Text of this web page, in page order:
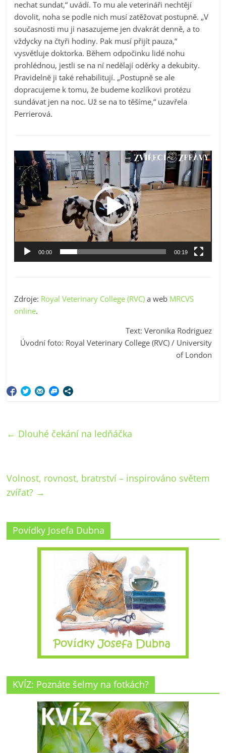
nechat sundat,“ uvádí. To mu ale veterináři nechtějí
dovolit, noha se podle nich musí zatěžovat postupně. „V
současnosti mu ji nasazujeme jen dvakrát denně, a to
vždycky na čtyři hodiny. Pak musí přijít pauza,“
vysvětluje doktorka. Během odpočinku lidé nohu
prohlédnou, jestli se na ní nedělají oděrky a dekubity.
Pravidelně ji také rehabilitují. „Postupně se ale
dopracujeme k tomu, že budeme kozlíkovi protézu
sundávat jen na noc. Už se na to těšíme,“ uzavřela
Perrierová.
Video
přehrávač
00:00 00:19
Zdroje: Royal Veterinary College (RVC) a web MRCVS
online.
Text: Veronika Rodriguez
Úvodní foto: Royal Veterinary College (RVC) / University
of London
← Dlouhé čekání na ledňáčka
Volnost, rovnost, bratrství – inspirováno světem
zvířat? →
Povídky Josefa Dubna
KVÍZ: Poznáte šelmy na fotkách?